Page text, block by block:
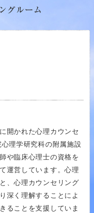
開かれた心理カウンセ
理学研究科の附属施設
や臨床心理士の資格を
運営しています。心理
、心理カウンセリング
深く理解することによ
ることを支援していま